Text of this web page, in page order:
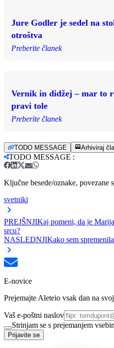
Jure Godler je sedel na
otroštva
Preberite članek
Vernik in didžej – mar to
pravi tole
Preberite članek
TODO MESSAGE Arhiviraj
TODO MESSAGE :
Ključne besede/oznake, povezane
svetniki
PREJŠNJIKaj pomeni, da je
srcu?
NASLEDNJIKako sem
E-novice
Prejemajte Aleteio vsak dan na
Vaš e-poštni naslov
Strinjam se s prejemanjem
Prijavite se